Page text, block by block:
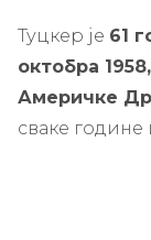
Туцкер је 61
октобра
Америчке
сваке године